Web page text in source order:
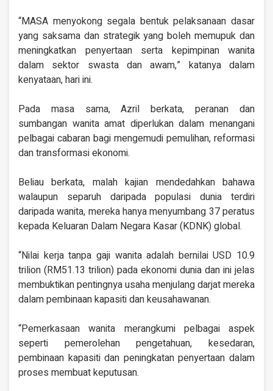
“MASA menyokong segala bentuk pelaksanaan dasar
yang saksama dan strategik yang boleh memupuk dan
meningkatkan penyertaan serta kepimpinan wanita
dalam sektor swasta dan awam,” katanya dalam
kenyataan, hari ini.
Pada masa sama, Azril berkata, peranan dan
sumbangan wanita amat diperlukan dalam menangani
pelbagai cabaran bagi mengemudi pemulihan, reformasi
dan transformasi ekonomi.
Beliau berkata, malah kajian mendedahkan bahawa
walaupun separuh daripada populasi dunia terdiri
daripada wanita, mereka hanya menyumbang 37 peratus
kepada Keluaran Dalam Negara Kasar (KDNK) global.
“Nilai kerja tanpa gaji wanita adalah bernilai USD 10.9
trilion (RM51.13 trilion) pada ekonomi dunia dan ini jelas
membuktikan pentingnya usaha menjulang darjat mereka
dalam pembinaan kapasiti dan keusahawanan.
“Pemerkasaan wanita merangkumi pelbagai aspek
seperti pemerolehan pengetahuan, kesedaran,
pembinaan kapasiti dan peningkatan penyertaan dalam
proses membuat keputusan.